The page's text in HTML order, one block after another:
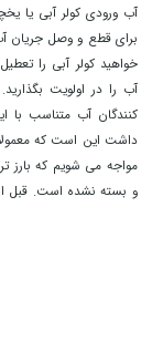
آب ورودی کولر آبی یا
برای قطع و وصل جریان
خواهید کولر آبی را
آب را در اولویت
کنندگان آب متناسب با
داشت این است که معمولا
مواجه می شویم که بارز
و بسته نشده است. قبل از
سایت منصف کاران در